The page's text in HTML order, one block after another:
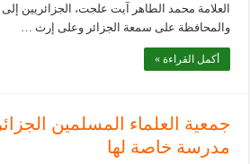
العلامة محمد الطاهر آيت علجت، الجزائريين
والمحافظة على سمعة الجزائر وعلى إرث …
أكمل القراءة »
جمعية العلماء المسلمين
مدرسة خاصة لها